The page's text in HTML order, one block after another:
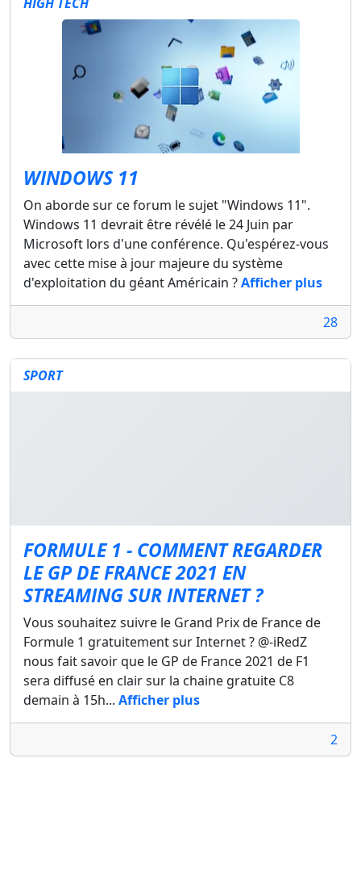
WINDOWS 11
On aborde sur ce forum le sujet "Windows 11".
Windows 11 devrait être révélé le 24 Juin par
Microsoft lors d'une conférence. Qu'espérez-vous
avec cette mise à jour majeure du système
d'exploitation du géant Américain ?Afficher plus
28
SPORT
FORMULE 1 - COMMENT REGARDER
LE GP DE FRANCE 2021 EN
STREAMING SUR INTERNET ?
Vous souhaitez suivre le Grand Prix de France de
Formule 1 gratuitement sur Internet ? @-iRedZ
nous fait savoir que le GP de France 2021 de F1
sera diffusé en clair sur la chaine gratuite C8
demain à 15h... Afficher plus
2